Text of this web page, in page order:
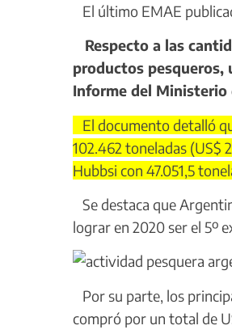
El último EMAE
Respecto a las
productos pesqueros,
Informe del Ministerio
El documento detalló
102.462 toneladas (US$
Hubbsi con 47.051,5
Se destaca que
lograr en 2020 ser el 5º
Por su parte, los
compró por un total de